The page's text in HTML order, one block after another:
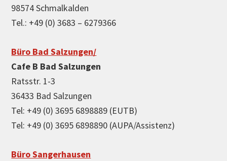
98574 Schmalkalden
Tel.: +49 (0) 3683 – 6279366
Büro Bad Salzungen/
Cafe B Bad Salzungen
Ratsstr. 1-3
36433 Bad Salzungen
Tel: +49 (0) 3695 6898889 (EUTB)
Tel: +49 (0) 3695 6898890 (AUPA/Assistenz)
Büro Sangerhausen